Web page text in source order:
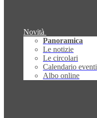
Novità
Panoramica
Le notizie
Le circolari
Calendario eventi
Albo online